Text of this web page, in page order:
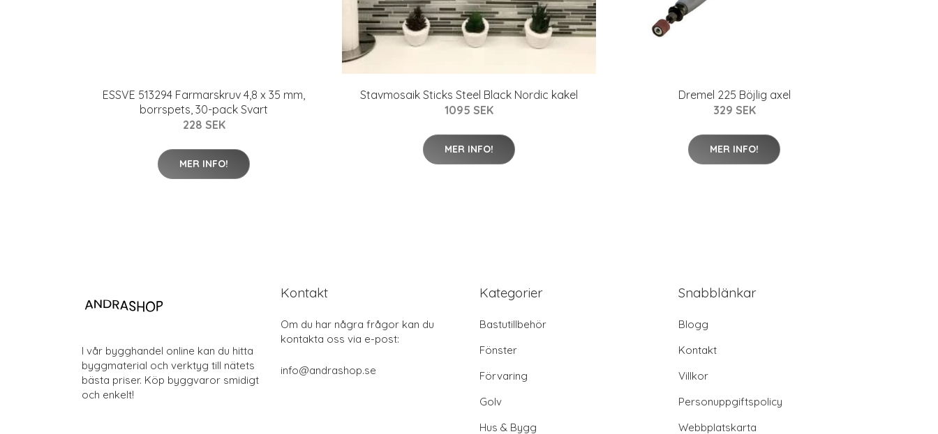
ESSVE 513294 Farmarskruv 4,8 x 35 mm,
borrspets, 30-pack Svart
228 SEK
MER INFO!
Stavmosaik Sticks Steel Black Nordic kakel
1095 SEK
MER INFO!
Dremel 225 Böjlig axel
329 SEK
MER INFO!
I vår bygghandel online kan du hitta
byggmaterial och verktyg till nätets
bästa priser. Köp byggvaror smidigt
och enkelt!
Kontakt
Om du har några frågor kan du
kontakta oss via e-post:
info@andrashop.se
Kategorier
Bastutillbehör
Fönster
Förvaring
Golv
Hus & Bygg
Snabblänkar
Blogg
Kontakt
Villkor
Personuppgiftspolicy
Webbplatskarta